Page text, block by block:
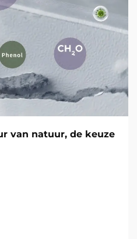
van natuur, de keuze